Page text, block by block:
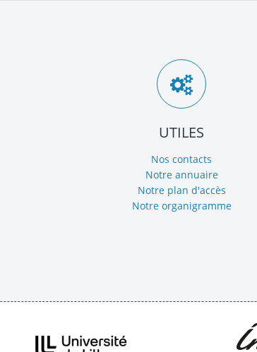
UTILES
Nos contacts
Notre annuaire
Notre plan d'accès
Notre organigramme